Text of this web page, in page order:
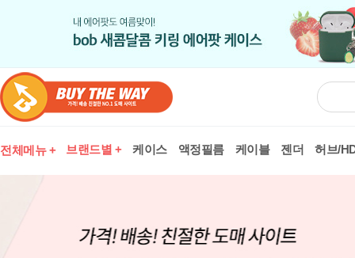
전체메뉴 + 브랜드별 + 케이스 액정필름 케이블 젠더 허브/